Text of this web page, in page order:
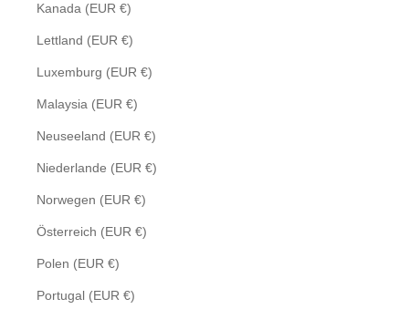
Kanada (EUR €)
Lettland (EUR €)
Luxemburg (EUR €)
Malaysia (EUR €)
Neuseeland (EUR €)
Niederlande (EUR €)
Norwegen (EUR €)
Österreich (EUR €)
Polen (EUR €)
Portugal (EUR €)